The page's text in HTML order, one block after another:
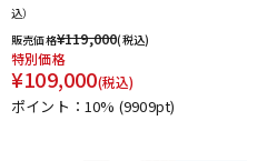
込）
販売価格¥119,000(税込)
特別価格
¥109,000(税込)
ポイント：10% (9909pt)